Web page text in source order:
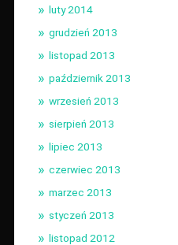
luty 2014
grudzień 2013
listopad 2013
październik 2013
wrzesień 2013
sierpień 2013
lipiec 2013
czerwiec 2013
marzec 2013
styczeń 2013
listopad 2012